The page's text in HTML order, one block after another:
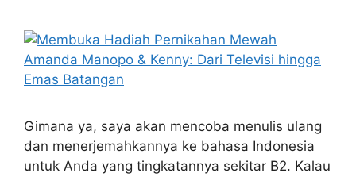
Gimana ya, saya akan mencoba menulis ulang
dan menerjemahkannya ke bahasa Indonesia
untuk Anda yang tingkatannya sekitar B2. Kalau